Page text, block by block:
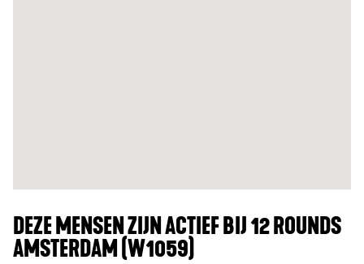
DEZE MENSEN ZIJN ACTIEF BIJ 12 ROUNDS
AMSTERDAM (W1059)